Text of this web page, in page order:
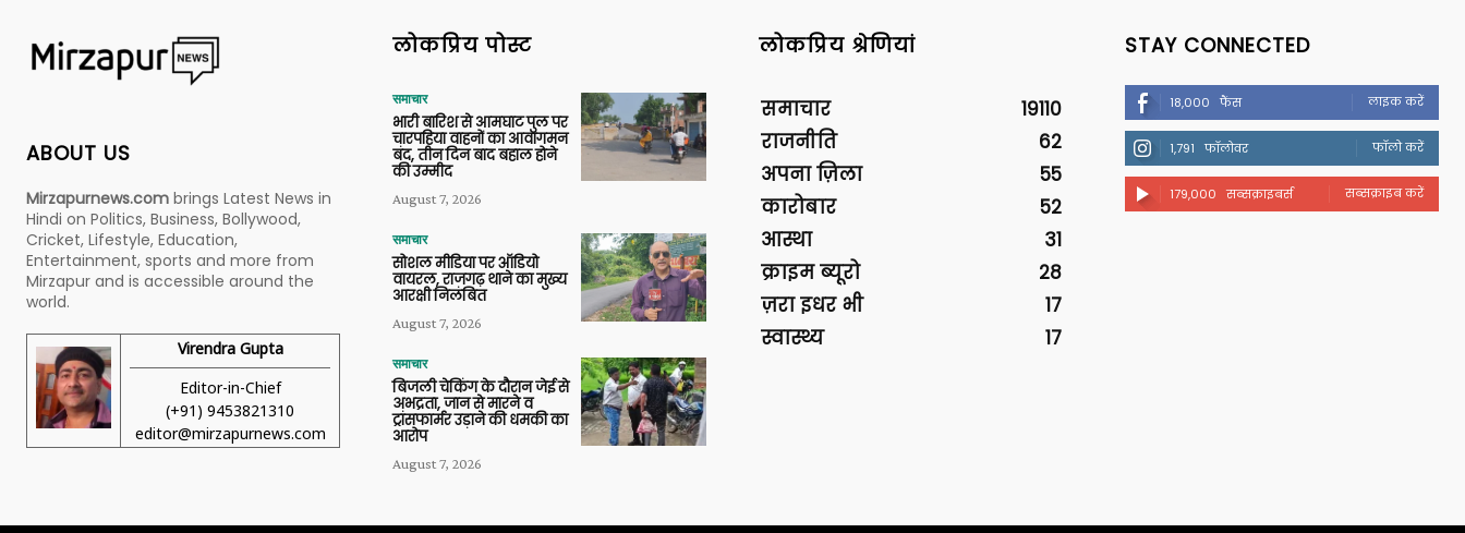
ABOUT US
Mirzapurnews.com brings Latest News in
Hindi on Politics, Business, Bollywood,
Cricket, Lifestyle, Education,
Entertainment, sports and more from
Mirzapur and is accessible around the
world.
Virendra Gupta
Editor-in-Chief
(+91) 9453821310
editor@mirzapurnews.com
लोकप्रिय पोस्ट
समाचार
भारी बारिश से आमघाट पुल पर
चारपहिया वाहनों का आवागमन
बंद, तीन दिन बाद बहाल होने
की उम्मीद
August 7, 2026
समाचार
सोशल मीडिया पर ऑडियो
वायरल, राजगढ़ थाने का मुख्य
आरक्षी निलंबित
August 7, 2026
समाचार
बिजली चेकिंग के दौरान जेई से
अभद्रता, जान से मारने व
ट्रांसफार्मर उड़ाने की धमकी का
आरोप
August 7, 2026
लोकप्रिय श्रेणियां
समाचार
19110
राजनीति
62
अपना ज़िला
55
कारोबार
52
आस्था
31
क्राइम ब्यूरो
28
ज़रा इधर भी
17
स्वास्थ्य
17
STAY CONNECTED
18,000 फैंस लाइक करें
1,791 फॉलोवर फॉलो करें
179,000 सब्सक्राइबर्स सब्सक्राइब करें